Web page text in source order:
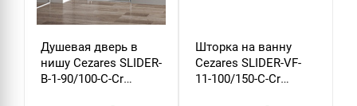
Душевая дверь в
нишу Cezares SLIDER-
B-1-90/100-C-Cr
Шторка на ванну
Cezares SLIDER-VF-
11-100/150-C-Cr